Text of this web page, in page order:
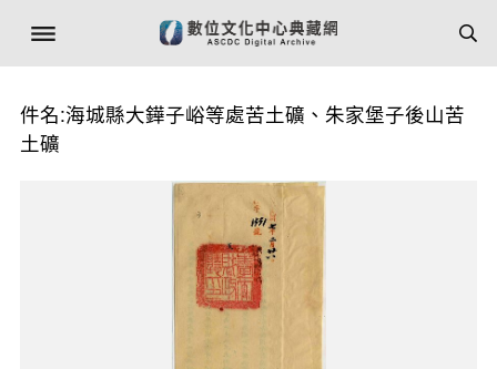
件名:海城縣大鏵子峪等處苦土礦、朱家堡子後山苦
土礦